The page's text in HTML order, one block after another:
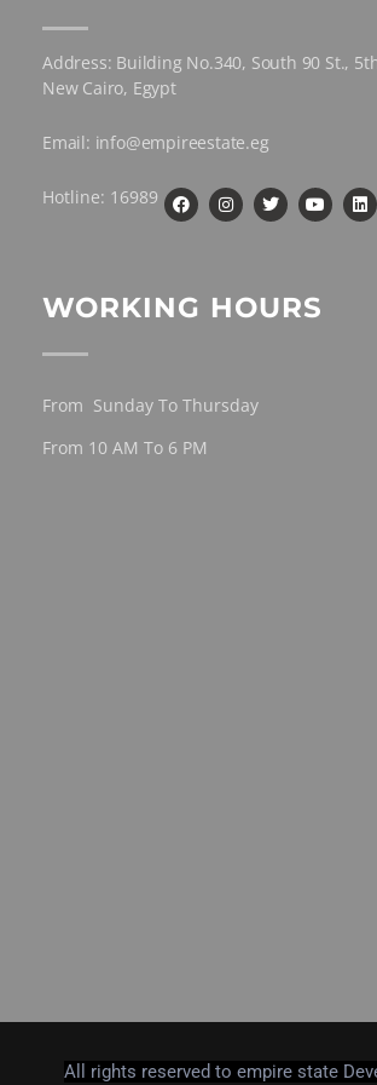
Address: Building No.340, South 90 St.,
New Cairo, Egypt
Email: info@empireestate.eg
Hotline: 16989
WORKING HOURS
From Sunday To Thursday
From 10 AM To 6 PM
All rights reserved to empire state